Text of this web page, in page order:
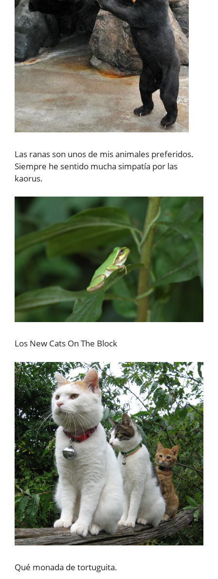
Las ranas son unos de mis animales preferidos.
Siempre he sentido mucha simpatía por las
kaorus.
Los New Cats On The Block
Qué monada de tortuguita.